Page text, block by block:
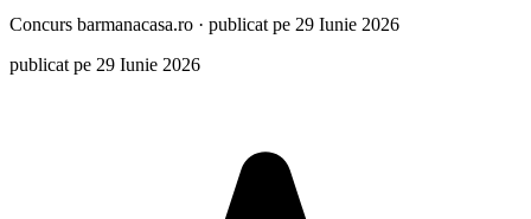
Concurs barmanacasa.ro · publicat pe 29 Iunie 2026
publicat pe 29 Iunie 2026